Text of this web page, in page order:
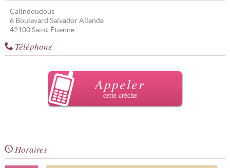
Calindoudous
6 Boulevard Salvador Allende
42100 Saint-Étienne
Téléphone
Appeler
cette crèche
Horaires